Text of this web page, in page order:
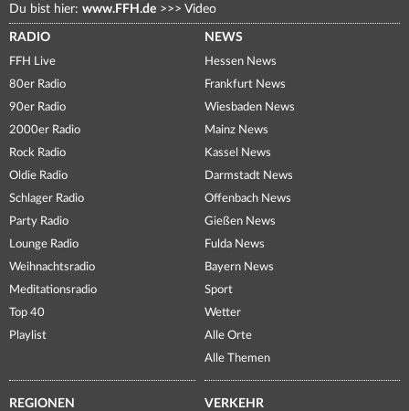
Du bist hier: www.FFH.de >>> Video
RADIO
FFH Live
80er Radio
90er Radio
2000er Radio
Rock Radio
Oldie Radio
Schlager Radio
Party Radio
Lounge Radio
Weihnachtsradio
Meditationsradio
Top 40
Playlist
NEWS
Hessen News
Frankfurt News
Wiesbaden News
Mainz News
Kassel News
Darmstadt News
Offenbach News
Gießen News
Fulda News
Bayern News
Sport
Wetter
Alle Orte
Alle Themen
REGIONEN VERKEHR